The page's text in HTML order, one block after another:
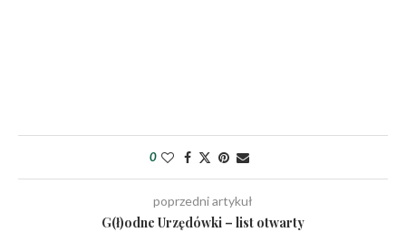
0
poprzedni artykuł
G(ł)odne Urzędówki – list otwarty